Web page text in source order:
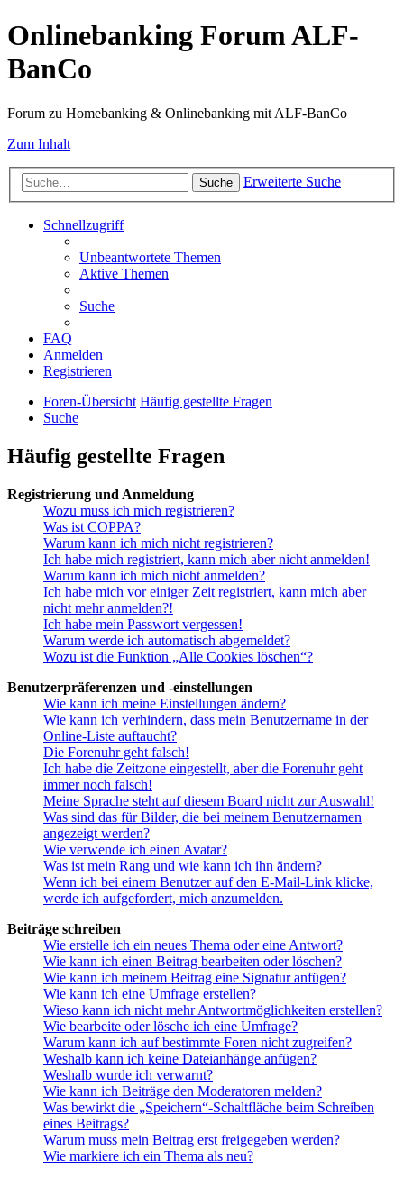
Onlinebanking Forum ALF-
BanCo
Forum zu Homebanking & Onlinebanking mit ALF-BanCo
Zum Inhalt
Suche Erweiterte Suche
Schnellzugriff
Unbeantwortete Themen
Aktive Themen
Suche
FAQ
Anmelden
Registrieren
Foren-Übersicht Häufig gestellte Fragen
Suche
Häufig gestellte Fragen
Registrierung und Anmeldung
Wozu muss ich mich registrieren?
Was ist COPPA?
Warum kann ich mich nicht registrieren?
Ich habe mich registriert, kann mich aber nicht anmelden!
Warum kann ich mich nicht anmelden?
Ich habe mich vor einiger Zeit registriert, kann mich aber
nicht mehr anmelden?!
Ich habe mein Passwort vergessen!
Warum werde ich automatisch abgemeldet?
Wozu ist die Funktion „Alle Cookies löschen“?
Benutzerpräferenzen und -einstellungen
Wie kann ich meine Einstellungen ändern?
Wie kann ich verhindern, dass mein Benutzername in der
Online-Liste auftaucht?
Die Forenuhr geht falsch!
Ich habe die Zeitzone eingestellt, aber die Forenuhr geht
immer noch falsch!
Meine Sprache steht auf diesem Board nicht zur Auswahl!
Was sind das für Bilder, die bei meinem Benutzernamen
angezeigt werden?
Wie verwende ich einen Avatar?
Was ist mein Rang und wie kann ich ihn ändern?
Wenn ich bei einem Benutzer auf den E-Mail-Link klicke,
werde ich aufgefordert, mich anzumelden.
Beiträge schreiben
Wie erstelle ich ein neues Thema oder eine Antwort?
Wie kann ich einen Beitrag bearbeiten oder löschen?
Wie kann ich meinem Beitrag eine Signatur anfügen?
Wie kann ich eine Umfrage erstellen?
Wieso kann ich nicht mehr Antwortmöglichkeiten erstellen?
Wie bearbeite oder lösche ich eine Umfrage?
Warum kann ich auf bestimmte Foren nicht zugreifen?
Weshalb kann ich keine Dateianhänge anfügen?
Weshalb wurde ich verwarnt?
Wie kann ich Beiträge den Moderatoren melden?
Was bewirkt die „Speichern“-Schaltfläche beim Schreiben
eines Beitrags?
Warum muss mein Beitrag erst freigegeben werden?
Wie markiere ich ein Thema als neu?